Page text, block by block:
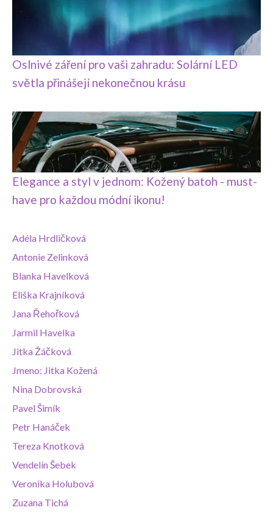
Oslnivé záření pro vaši zahradu: Solární LED
světla přinášejí nekonečnou krásu
Elegance a styl v jednom: Kožený batoh - must-
have pro každou módní ikonu!
Adéla Hrdličková
Antonie Zelinková
Blanka Havelková
Eliška Krajníková
Jana Řehořková
Jarmil Havelka
Jitka Žáčková
Jmeno: Jitka Kožená
Nina Dobrovská
Pavel Šimík
Petr Hanáček
Tereza Knotková
Vendelín Šebek
Veronika Holubová
Zuzana Tichá